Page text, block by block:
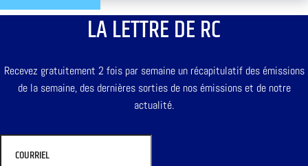
LA LETTRE DE RC
Recevez gratuitement 2 fois par semaine un récapitulatif des émissions
de la semaine, des dernières sorties de nos émissions et de notre
actualité.